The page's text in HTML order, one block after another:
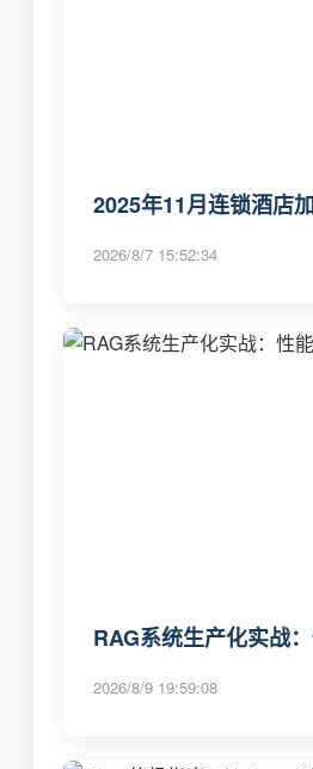
2025年11月连锁酒店
2026/8/7 15:52:34
RAG系统生产化实战
2026/8/9 19:59:08